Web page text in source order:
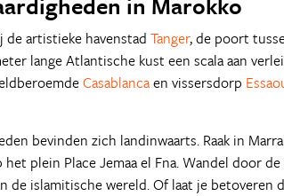
artistieke havenstad Tanger, de poort
lange Atlantische kust een scala aan
Casablancaen vissersdorp
bevinden zich landinwaarts. Raak in
plein Place Jemaa el Fna. Wandel door
de islamitische wereld. Of laat je